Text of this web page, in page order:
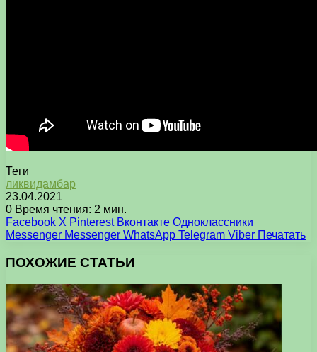
Теги
ликвидамбар
23.04.2021
0 Время чтения: 2 мин.
Facebook X Pinterest Вконтакте Одноклассники
Messenger Messenger WhatsApp Telegram Viber Печатать
ПОХОЖИЕ СТАТЬИ